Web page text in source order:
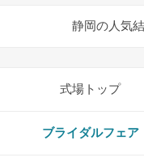
静岡の人気
式場トップ
ブライダルフェア